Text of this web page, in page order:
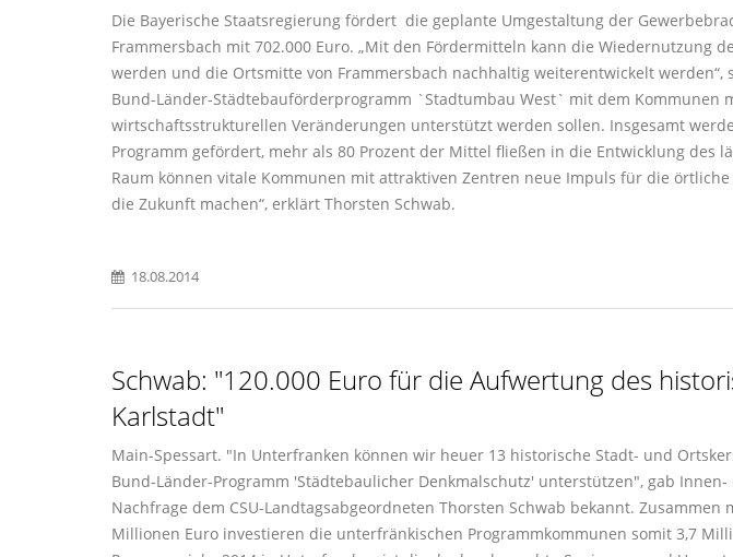
Die Bayerische Staatsregierung fördert die geplante Umgestaltung der
Frammersbach mit 702.000 Euro. „Mit den Fördermitteln kann die Wiedernutzung
werden und die Ortsmitte von Frammersbach nachhaltig weiterentwickelt werden“,
Bund-Länder-Städtebauförderprogramm `Stadtumbau West` mit dem Kommunen
wirtschaftsstrukturellen Veränderungen unterstützt werden sollen. Insgesamt
Programm gefördert, mehr als 80 Prozent der Mittel fließen in die Entwicklung des
Raum können vitale Kommunen mit attraktiven Zentren neue Impuls für die
die Zukunft machen“, erklärt Thorsten Schwab.
18.08.2014
Schwab: "120.000 Euro für die Aufwertung des
Karlstadt"
Main-Spessart. "In Unterfranken können wir heuer 13 historische Stadt- und
Bund-Länder-Programm 'Städtebaulicher Denkmalschutz' unterstützen", gab
Nachfrage dem CSU-Landtagsabgeordneten Thorsten Schwab bekannt.
Millionen Euro investieren die unterfränkischen Programmkommunen somit 3,7